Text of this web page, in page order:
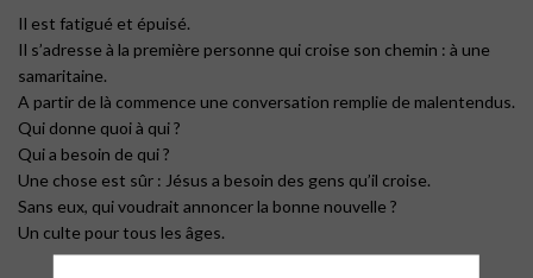
Il est fatigué et épuisé.
Il s’adresse à la première personne qui croise son chemin : à une
samaritaine.
A partir de là commence une conversation remplie de malentendus.
Qui donne quoi à qui ?
Qui a besoin de qui ?
Une chose est sûr : Jésus a besoin des gens qu’il croise.
Sans eux, qui voudrait annoncer la bonne nouvelle ?
Un culte pour tous les âges.